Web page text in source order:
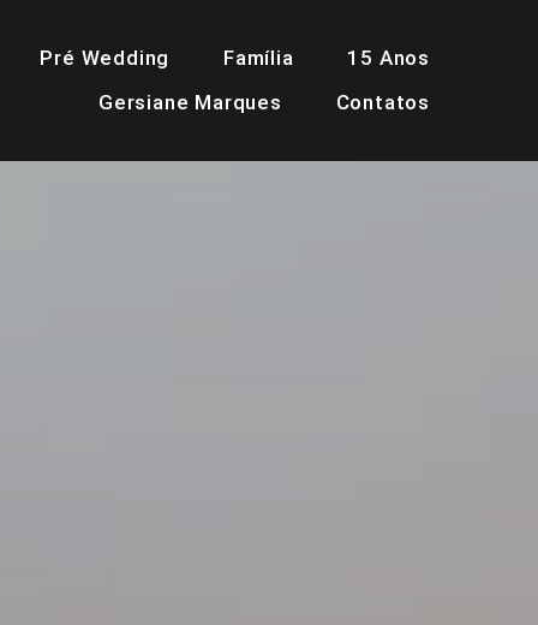
Pré Wedding Família
15 Anos
Gersiane Marques
Contatos